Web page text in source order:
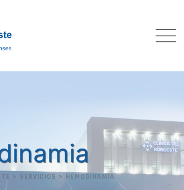
> SERVICIOS > HEMODINAMIA